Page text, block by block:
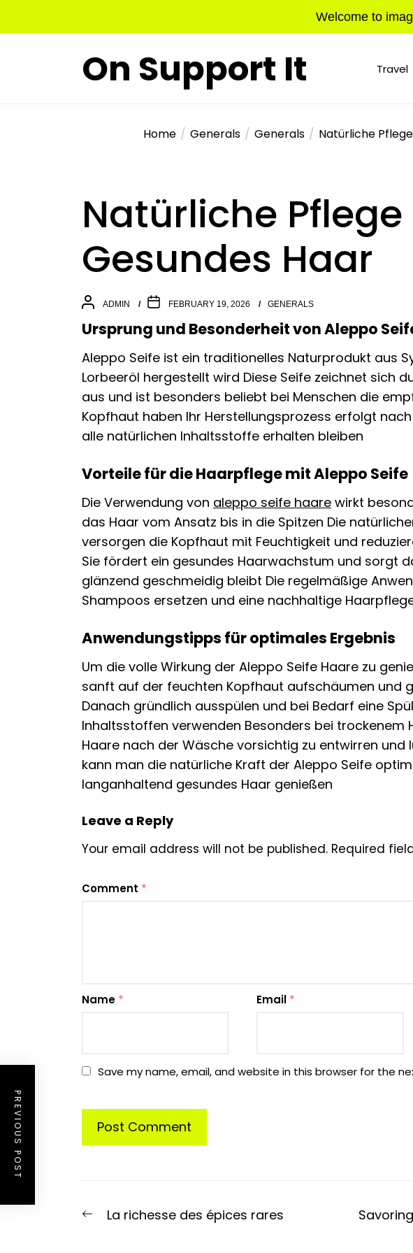
Welcome to
On Support It Travel
Home Generals Generals Natürliche
Natürliche
Gesundes Haar
ADMIN FEBRUARY 19, 2026 GENERALS
Ursprung und Besonderheit von Aleppo
Aleppo Seife ist ein traditionelles Naturprodukt aus
Lorbeeröl hergestellt wird Diese Seife zeichnet sich
aus und ist besonders beliebt bei Menschen die
Kopfhaut haben Ihr Herstellungsprozess erfolgt
alle natürlichen Inhaltsstoffe erhalten bleiben
Vorteile für die Haarpflege mit Aleppo Seife
Die Verwendung von aleppo seife haare wirkt
das Haar vom Ansatz bis in die Spitzen Die
versorgen die Kopfhaut mit Feuchtigkeit und
Sie fördert ein gesundes Haarwachstum und sorgt
glänzend geschmeidig bleibt Die regelmäßige
Shampoos ersetzen und eine nachhaltige
Anwendungstipps für optimales Ergebnis
Um die volle Wirkung der Aleppo Seife Haare zu
sanft auf der feuchten Kopfhaut aufschäumen und
Danach gründlich ausspülen und bei Bedarf eine
Inhaltsstoffen verwenden Besonders bei trockenem
Haare nach der Wäsche vorsichtig zu entwirren und
kann man die natürliche Kraft der Aleppo Seife
langanhaltend gesundes Haar genießen
Leave a Reply
Your email address will not be published. Required
Comment *
Name * Email *
Save my name, email, and website in this browser for the
PREVIOUS POST
Post
PreviousLa richesse des épices rares